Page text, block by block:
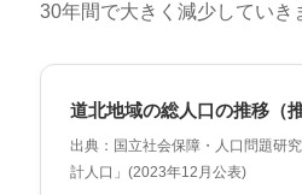
30年間で大きく減少していき
道北地域の総人口の推移（推
出典：国立社会保障・人口問題研
計人口」(2023年12月公表)